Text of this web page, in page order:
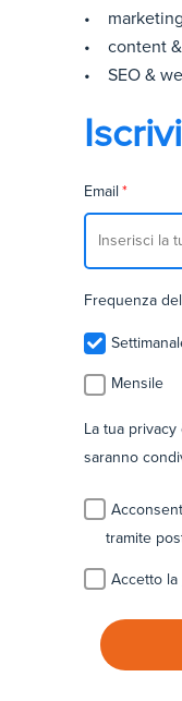
•
• content
• SEO &
Email *
Frequenza
Mensile
La tua
saranno
tramite
Accetto la